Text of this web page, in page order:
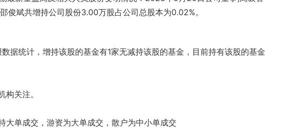
俊斌共增持公司股份3.00万股占公司总股本为0.02%。
据统计，增持该股的基金有1家无减持该股的基金，目前持有该股的基金
构关注。
大单成交，游资为大单成交，散户为中小单成交